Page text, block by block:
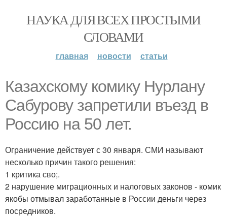
НАУКА ДЛЯ ВСЕХ ПРОСТЫМИ
СЛОВАМИ
главная новости статьи
Казахскому комику Нурлану
Сабурову запретили въезд в
Россию на 50 лет.
Ограничение действует с 30 января. СМИ называют
несколько причин такого решения:
1 критика сво;.
2 нарушение миграционных и налоговых законов - комик
якобы отмывал заработанные в России деньги через
посредников.